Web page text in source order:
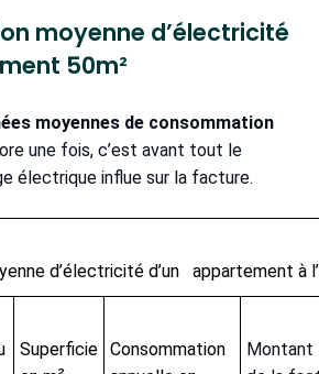
moyenne d’électricité
50m²
moyennes de consommation
une fois, c’est avant tout le
électrique influe sur la facture.
d’électricité d’un appartement à
Superficie Consommation